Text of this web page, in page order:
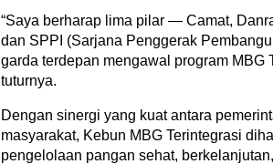
“Saya berharap lima pilar — Camat,
dan SPPI (Sarjana Penggerak
garda terdepan mengawal program MBG
tuturnya.
Dengan sinergi yang kuat antara
masyarakat, Kebun MBG Terintegrasi
pengelolaan pangan sehat,